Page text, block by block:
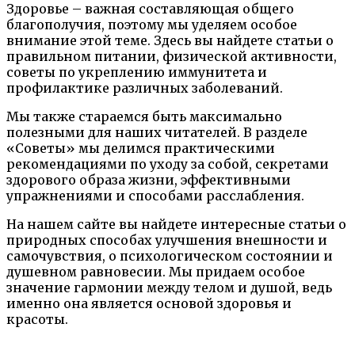
Здоровье – важная составляющая общего
благополучия, поэтому мы уделяем особое
внимание этой теме. Здесь вы найдете статьи о
правильном питании, физической активности,
советы по укреплению иммунитета и
профилактике различных заболеваний.
Мы также стараемся быть максимально
полезными для наших читателей. В разделе
«Советы» мы делимся практическими
рекомендациями по уходу за собой, секретами
здорового образа жизни, эффективными
упражнениями и способами расслабления.
На нашем сайте вы найдете интересные статьи о
природных способах улучшения внешности и
самочувствия, о психологическом состоянии и
душевном равновесии. Мы придаем особое
значение гармонии между телом и душой, ведь
именно она является основой здоровья и
красоты.